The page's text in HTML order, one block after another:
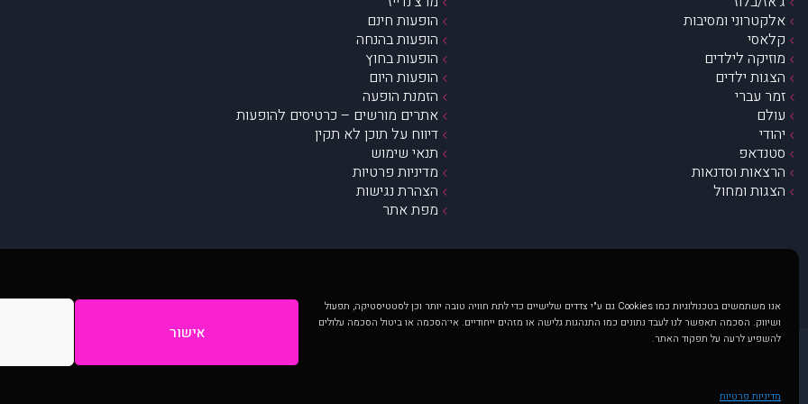
אנו משתמשים בטכנולוגיות כמו Cookies גם ע"י צדדים שלישיים כדי לתת חוויה טובה יותר וכן לסטטיסטיקה, תפעול
ושיווק. הסכמה תאפשר לנו לעבד נתונים כמו התנהגות גלישה או מזהים ייחודיים. אי־הסכמה או ביטול הסכמה עלולים
להשפיע לרעה על תפקוד האתר.
אישור
מדיניות פרטיות
אלקטרוני ומסיבות
קלאסי
מוזיקה לילדים
הצגות ילדים
זמר עברי
עולם
יהודי
סטנדאפ
הרצאות וסדנאות
הצגות ומחול
הופעות חינם
הופעות בהנחה
הופעות בחוץ
הופעות היום
הזמנת הופעה
אתרים מורשים – כרטיסים להופעות
דיווח על תוכן לא תקין
תנאי שימוש
מדיניות פרטיות
הצהרת נגישות
מפת אתר